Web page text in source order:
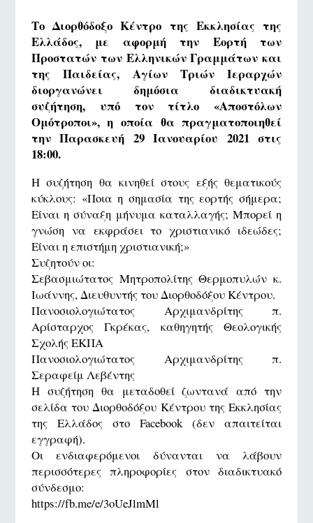
Το Διορθόδοξο Κέντρο της Εκκλησίας της
Ελλάδος, με αφορμή την Εορτή των
Προστατών των Ελληνικών Γραμμάτων και
της Παιδείας, Αγίων Τριών Ιεραρχών
διοργανώνει δημόσια διαδικτυακή
συζήτηση, υπό τον τίτλο «Αποστόλων
Ομότροποι», η οποία θα πραγματοποιηθεί
την Παρασκευή 29 Ιανουαρίου 2021 στις
18:00.
Η συζήτηση θα κινηθεί στους εξής θεματικούς
κύκλους: «Ποια η σημασία της εορτής σήμερα;
Είναι η σύναξη μήνυμα καταλλαγής; Μπορεί η
γνώση να εκφράσει το χριστιανικό ιδεώδες;
Είναι η επιστήμη χριστιανική;»
Συζητούν οι:
Σεβασμιώτατος Μητροπολίτης Θερμοπυλών κ.
Ιωάννης, Διευθυντής του Διορθοδόξου Κέντρου.
Πανοσιολογιώτατος Αρχιμανδρίτης π.
Αρίσταρχος Γκρέκας, καθηγητής Θεολογικής
Σχολής ΕΚΠΑ
Πανοσιολογιώτατος Αρχιμανδρίτης π.
Σεραφείμ Λεβέντης
Η συζήτηση θα μεταδοθεί ζωντανά από την
σελίδα του Διορθοδόξου Κέντρου της Εκκλησίας
της Ελλάδος στο Facebook (δεν απαιτείται
εγγραφή).
Οι ενδιαφερόμενοι δύνανται να λάβουν
περισσότερες πληροφορίες στον διαδικτυακό
σύνδεσμο:
https://fb.me/e/3oUeJlmMl